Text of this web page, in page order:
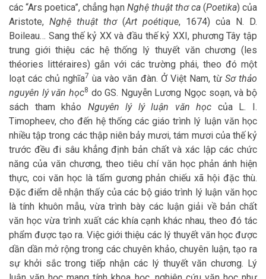
các “Ars poetica”, chẳng hạn Nghệ thuật thơ ca (Poetika) của
Aristote, Nghệ thuật thơ(Art poétique, 1674) của N. D.
Boileau… Sang thế kỷ XX và đầu thế kỷ XXI, phương Tây tập
trung giới thiệu các hệ thống lý thuyết văn chương (les
théories littéraires) gắn với các trường phái, theo đó một
loạt các chủ nghĩa7 ùa vào văn đàn. Ở Việt Nam, từ Sơ thảo
nguyên lý văn học8 do GS. Nguyễn Lương Ngọc soạn, và bộ
sách tham khảo Nguyên lý lý luận văn học của L. I.
Timopheev, cho đến hệ thống các giáo trình lý luận văn học
nhiều tập trong các thập niên bảy mươi, tám mươi của thế kỷ
trước đều đi sâu khẳng định bản chất và xác lập các chức
năng của văn chương, theo tiêu chí văn học phản ánh hiện
thực, coi văn học là tấm gương phản chiếu xã hội đặc thù.
Đặc điểm dễ nhận thấy của các bộ giáo trình lý luận văn học
là tính khuôn mẫu, vừa trình bày các luận giải về bản chất
văn học vừa trình xuất các khía cạnh khác nhau, theo đó tác
phẩm được tạo ra. Việc giới thiệu các lý thuyết văn học được
dần dần mở rộng trong các chuyên khảo, chuyên luận, tạo ra
sự khởi sắc trong tiếp nhận các lý thuyết văn chương. Lý